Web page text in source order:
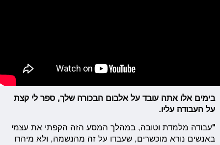
בימים אלו אתה עובד על אלבום הבכורה שלך, ספר לי קצת
על העבודה עליו.
"עבודה מלמדת וטובה, במהלך המסע הזה הקפתי את עצמי
באנשים נורא מוכשרים, שעבדו על זה מהנשמה, ולא מיהרו